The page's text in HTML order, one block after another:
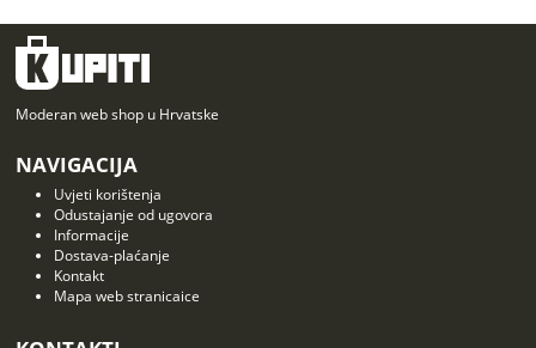
Moderan web shop u Hrvatske
NAVIGACIJA
Uvjeti korištenja
Odustajanje od ugovora
Informacije
Dostava-plaćanje
Kontakt
Mapa web stranicaice